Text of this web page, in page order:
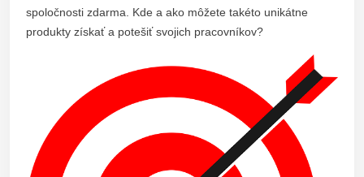
spoločnosti zdarma. Kde a ako môžete takéto unikátne
produkty získať a potešiť svojich pracovníkov?